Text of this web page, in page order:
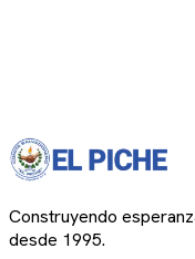
Construyendo
desde 1995.